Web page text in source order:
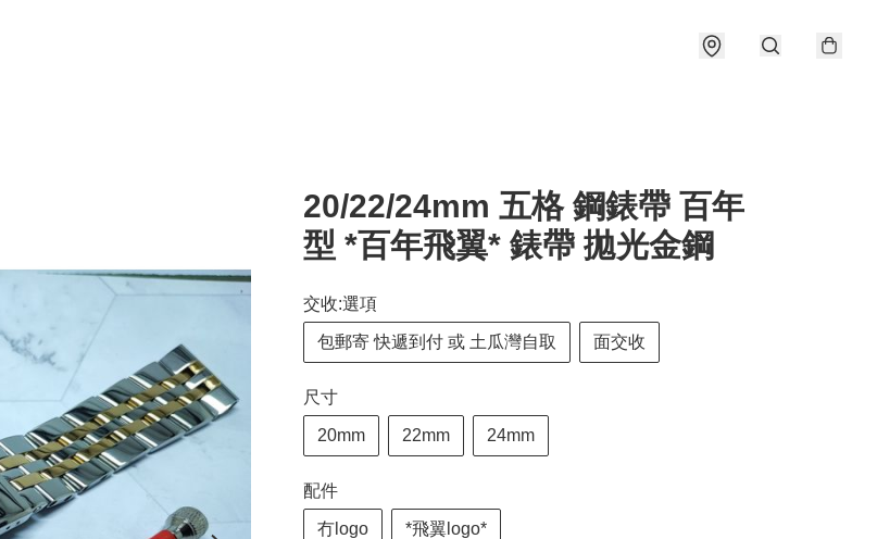
20/22/24mm 五格 鋼錶帶 百年
型 *百年飛翼* 錶帶 拋光金鋼
交收:選項
包郵寄 快遞到付 或 土瓜灣自取 面交收
尺寸
20mm 22mm 24mm
配件
冇logo *飛翼logo*